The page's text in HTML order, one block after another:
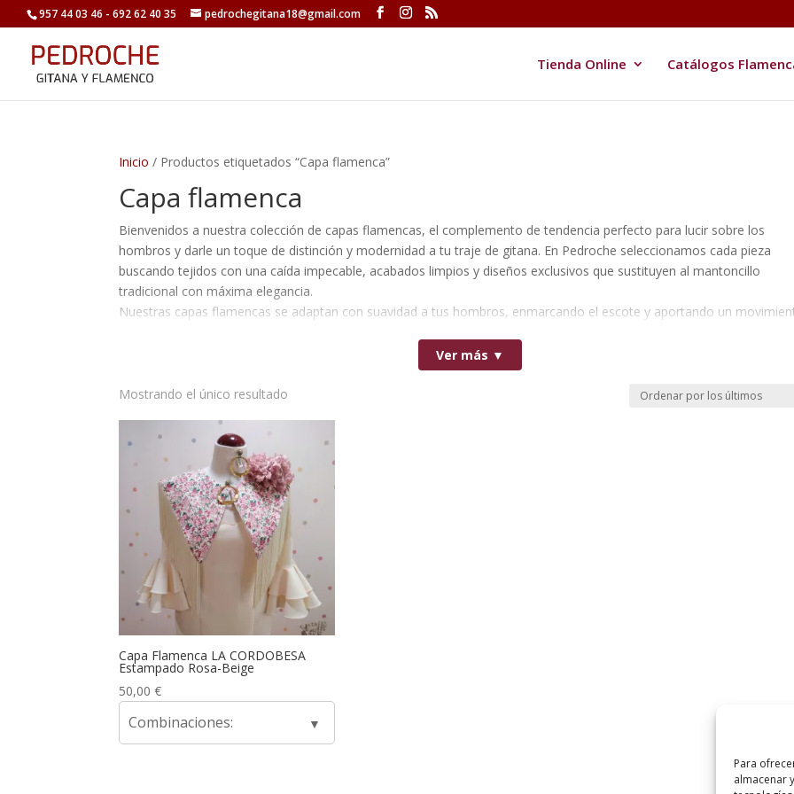
Para
almacenar
957 44 03 46 - 692 62 40 35 pedrochegitana18@gmail.com
Tienda Online Catálogos
Inicio / Productos etiquetados “Capa flamenca”
Capa flamenca
Bienvenidos a nuestra colección de capas flamencas, el complemento de tendencia perfecto para lucir sobre los
hombros y darle un toque de distinción y modernidad a tu traje de gitana. En Pedroche seleccionamos cada pieza
buscando tejidos con una caída impecable, acabados limpios y diseños exclusivos que sustituyen al mantoncillo
tradicional con máxima elegancia.
Nuestras capas flamencas se adaptan con suavidad a tus hombros, enmarcando el escote y aportando un
moda flamenca con un accesorio exclusivo que destaca por su diseño innovador y estilo.
Ver más ▼
Mostrando el único resultado
Capa Flamenca LA CORDOBESA
Estampado Rosa-Beige
50,00€
Combinaciones: